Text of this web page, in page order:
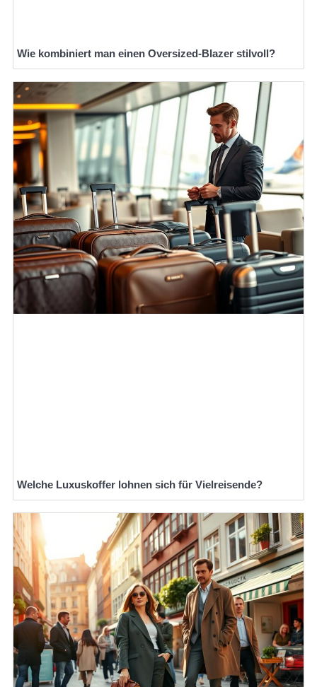
Wie kombiniert man einen Oversized-Blazer stilvoll?
Welche Luxuskoffer lohnen sich für Vielreisende?